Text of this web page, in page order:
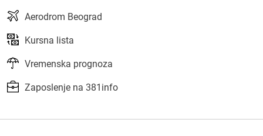
Aerodrom Beograd
Kursna lista
Vremenska prognoza
Zaposlenje na 381info